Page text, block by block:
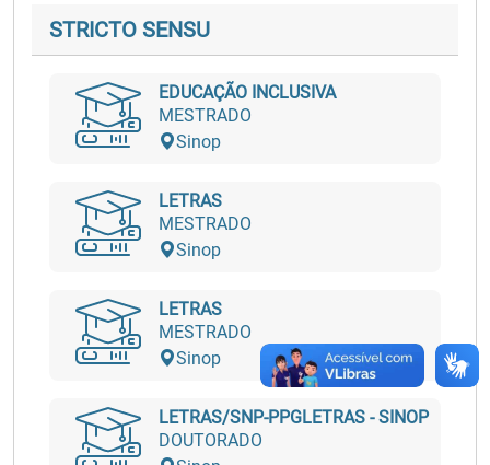
STRICTO SENSU
EDUCAÇÃO INCLUSIVA
MESTRADO
Sinop
LETRAS
MESTRADO
Sinop
LETRAS
MESTRADO
Sinop
LETRAS/SNP-PPGLETRAS - SINOP
DOUTORADO